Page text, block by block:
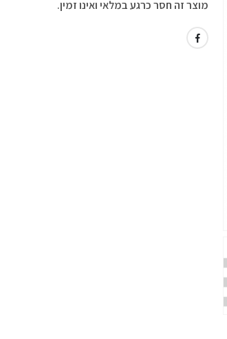
מוצר זה חסר כרגע במלאי ואינו זמין.